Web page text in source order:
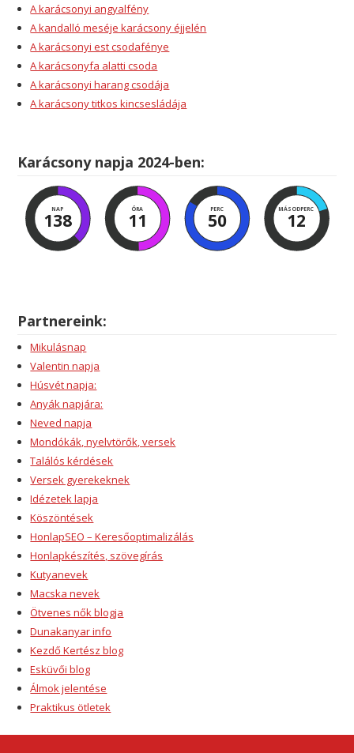
A karácsonyi angyalfény
A kandalló meséje karácsony éjjelén
A karácsonyi est csodafénye
A karácsonyfa alatti csoda
A karácsonyi harang csodája
A karácsony titkos kincsesládája
Karácsony napja 2024-ben:
NAP
138
ÓRA
11
PERC
50
MÁSODPERC
11
Partnereink:
Mikulásnap
Valentin napja
Húsvét napja:
Anyák napjára:
Neved napja
Mondókák, nyelvtörők, versek
Találós kérdések
Versek gyerekeknek
Idézetek lapja
Köszöntések
HonlapSEO – Keresőoptimalizálás
Honlapkészítés, szövegírás
Kutyanevek
Macska nevek
Ötvenes nők blogja
Dunakanyar info
Kezdő Kertész blog
Esküvői blog
Álmok jelentése
Praktikus ötletek